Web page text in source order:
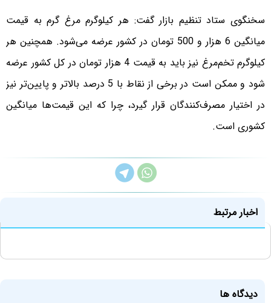
سخنگوی ستاد تنظیم بازار گفت: هر کیلوگرم مرغ گرم به قیمت
میانگین 6 هزار و 500 تومان در کشور عرضه می‌شود. همچنین هر
کیلوگرم تخم‌مرغ نیز باید به قیمت 4 هزار تومان در کل کشور عرضه
شود و ممکن است در برخی از نقاط با 5 درصد بالاتر و پایین‌تر نیز
در اختیار مصرف‌کنندگان قرار گیرد، چرا که این قیمت‌ها میانگین‌
کشوری است.
اخبار مرتبط
دیدگاه ها